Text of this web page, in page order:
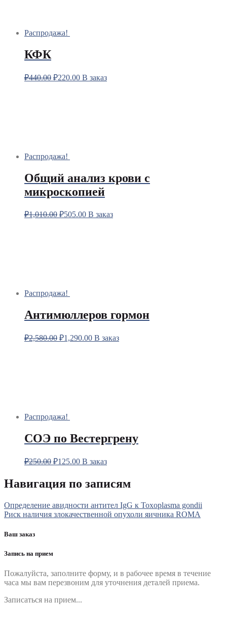
Распродажа!
КФК
₽440.00 ₽220.00 В заказ
Распродажа!
Общий анализ крови с
микроскопией
₽1,010.00 ₽505.00 В заказ
Распродажа!
Антимюллеров гормон
₽2,580.00 ₽1,290.00 В заказ
Распродажа!
СОЭ по Вестергрену
₽250.00 ₽125.00 В заказ
Навигация по записям
Определение авидности антител IgG к Toxoplasma gondii
Риск наличия злокачественной опухоли яичника ROMA
Ваш заказ
Запись на прием
Пожалуйста, заполните форму, и в рабочее время в течение
часа мы вам перезвоним для уточнения деталей приема.
Записаться на прием...